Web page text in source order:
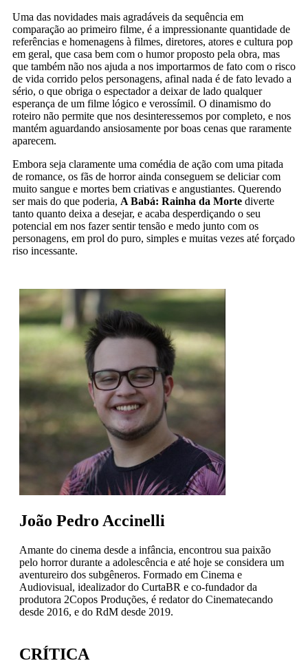
Uma das novidades mais agradáveis da sequência em
comparação ao primeiro filme, é a impressionante quantidade de
referências e homenagens à filmes, diretores, atores e cultura pop
em geral, que casa bem com o humor proposto pela obra, mas
que também não nos ajuda a nos importarmos de fato com o risco
de vida corrido pelos personagens, afinal nada é de fato levado a
sério, o que obriga o espectador a deixar de lado qualquer
esperança de um filme lógico e verossímil. O dinamismo do
roteiro não permite que nos desinteressemos por completo, e nos
mantém aguardando ansiosamente por boas cenas que raramente
aparecem.
Embora seja claramente uma comédia de ação com uma pitada
de romance, os fãs de horror ainda conseguem se deliciar com
muito sangue e mortes bem criativas e angustiantes. Querendo
ser mais do que poderia, A Babá: Rainha da Morte diverte
tanto quanto deixa a desejar, e acaba desperdiçando o seu
potencial em nos fazer sentir tensão e medo junto com os
personagens, em prol do puro, simples e muitas vezes até forçado
riso incessante.
João Pedro Accinelli
Amante do cinema desde a infância, encontrou sua paixão
pelo horror durante a adolescência e até hoje se considera um
aventureiro dos subgêneros. Formado em Cinema e
Audiovisual, idealizador do CurtaBR e co-fundador da
produtora 2Copos Produções, é redator do Cinematecando
desde 2016, e do RdM desde 2019.
CRÍTICA